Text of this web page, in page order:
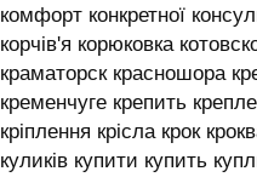
комфорт конкретної
корчів'я корюковка
краматорск красношора
кременчуге крепить
кріплення крісла крок
куликів купити купить